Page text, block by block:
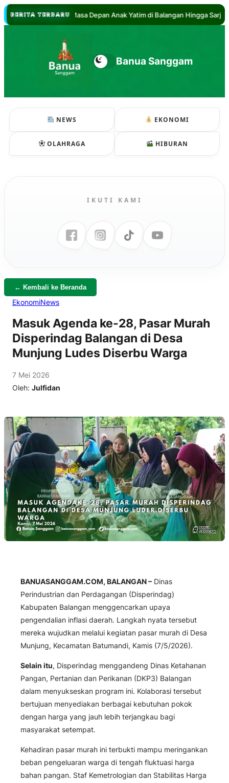
BERITA TERBARU
Jamin Masa Depan Anak Yatim di Balangan Hingga Sarjana //
Banua Sanggam
NEWS EKONOMI
OLAHRAGA HIBURAN
IKUTI KAMI
← Kembali ke Beranda
EkonomiNews
Masuk Agenda ke-28, Pasar Murah
Disperindag Balangan di Desa
Munjung Ludes Diserbu Warga
7 Mei 2026
Oleh: Julfidan
BANUASANGGAM.COM, BALANGAN – Dinas
Perindustrian dan Perdagangan (Disperindag)
Kabupaten Balangan menggencarkan upaya
pengendalian inflasi daerah. Langkah nyata tersebut
mereka wujudkan melalui kegiatan pasar murah di Desa
Munjung, Kecamatan Batumandi, Kamis (7/5/2026).
Selain itu, Disperindag menggandeng Dinas Ketahanan
Pangan, Pertanian dan Perikanan (DKP3) Balangan
dalam menyukseskan program ini. Kolaborasi tersebut
bertujuan menyediakan berbagai kebutuhan pokok
dengan harga yang jauh lebih terjangkau bagi
masyarakat setempat.
Kehadiran pasar murah ini terbukti mampu meringankan
beban pengeluaran warga di tengah fluktuasi harga
bahan pangan. Staf Kemetrologian dan Stabilitas Harga